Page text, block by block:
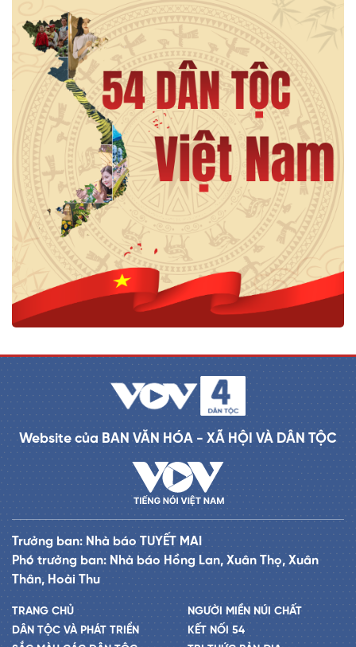
Website của BAN VĂN HÓA - XÃ HỘI VÀ DÂN TỘC
Trưởng ban: Nhà báo TUYẾT MAI
Phó trưởng ban: Nhà báo Hồng Lan, Xuân Thọ, Xuân
Thân, Hoài Thu
TRANG CHỦ
DÂN TỘC VÀ PHÁT TRIỂN
NGƯỜI MIỀN NÚI CHẤT
KẾT NỐI 54